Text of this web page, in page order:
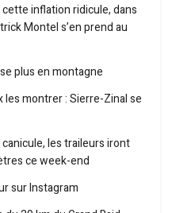
inflation ridicule, dans
Montel s’en prend au
plus en montagne
montrer : Sierre-Zinal se
les traileurs iront
ce week-end
sur Instagram